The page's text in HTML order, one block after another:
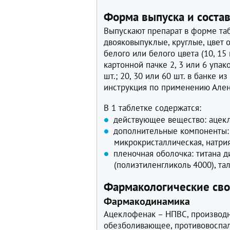
Форма выпуска и
Выпускают препарат в форме
двояковыпуклые, круглые,
белого или белого цвета (10,
картонной пачке 2, 3 или 6
шт.; 20, 30 или 60 шт. в банке
инструкция по применению
В 1 таблетке содержатся:
действующее вещество:
дополнительные
микрокристаллическая,
пленочная оболочка: титана
(полиэтиленгликоль 4000),
Фармакологические
Фармакодинамика
Ацеклофенак – НПВС,
обезболивающее,